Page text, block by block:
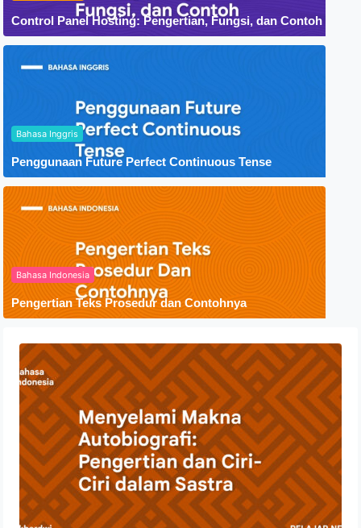
Control Panel Hosting: Pengertian, Fungsi, dan Contoh
Bahasa Inggris
Penggunaan Future Perfect Continuous Tense
Bahasa Indonesia
Pengertian Teks Prosedur dan Contohnya
Menyelami Makna Autobiografi:
Pengertian dan Ciri-Ciri dalam Sastra
23 Oktober 2023